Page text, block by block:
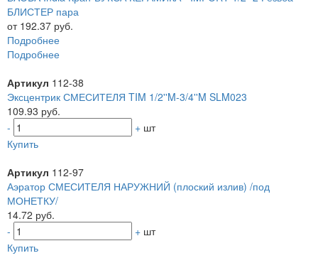
БЛИСТЕР пара
от 192.37 руб.
Подробнее
Подробнее
Артикул 112-38
Эксцентрик СМЕСИТЕЛЯ TIM 1/2''M-3/4''M SLM023
109.93 руб.
-
+ шт
Купить
Артикул 112-97
Аэратор СМЕСИТЕЛЯ НАРУЖНИЙ (плоский излив) /под
МОНЕТКУ/
14.72 руб.
-
+ шт
Купить